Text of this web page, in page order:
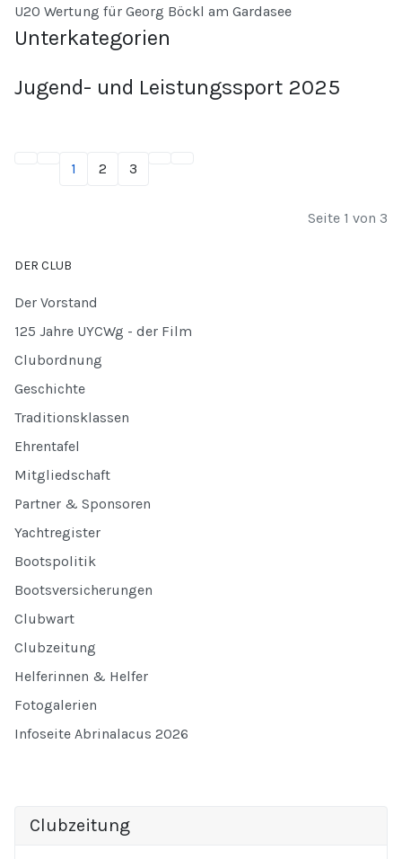
U20 Wertung für Georg Böckl am Gardasee
Unterkategorien
Jugend- und Leistungssport 2025
1 2 3
Seite 1 von 3
DER CLUB
Der Vorstand
125 Jahre UYCWg - der Film
Clubordnung
Geschichte
Traditionsklassen
Ehrentafel
Mitgliedschaft
Partner & Sponsoren
Yachtregister
Bootspolitik
Bootsversicherungen
Clubwart
Clubzeitung
Helferinnen & Helfer
Fotogalerien
Infoseite Abrinalacus 2026
Clubzeitung